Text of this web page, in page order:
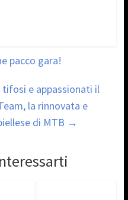
pacco gara!
e appassionati il
la rinnovata e
di MTB →